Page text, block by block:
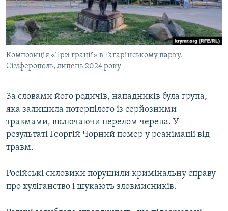
Композиція «Три грації» в Гагарінському парку.
Сімферополь, липень 2024 року
За словами його родичів, нападників була група,
яка залишила потерпілого із серйозними
травмами, включаючи перелом черепа. У
результаті Георгій Чорний помер у реанімації від
травм.
Російські силовики порушили кримінальну справу
про хуліганство і шукають зловмисників.